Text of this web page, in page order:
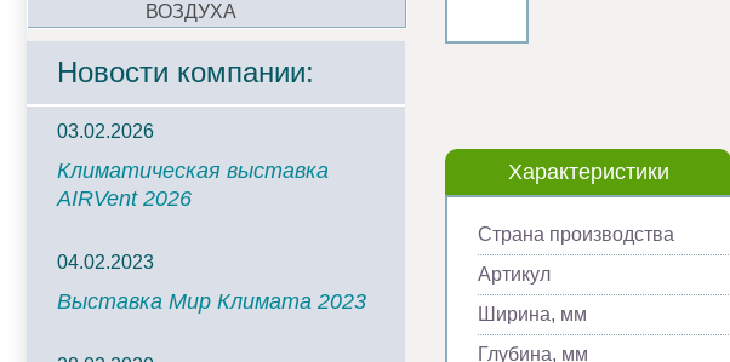
ВОЗДУХА
Новости компании:
03.02.2026
Климатическая выставка
AIRVent 2026
04.02.2023
Выставка Мир Климата 2023
Характеристики
Страна производства
Артикул
Ширина, мм
Глубина, мм